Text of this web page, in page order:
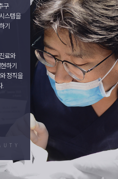
구
스템을
기
료와
하기
정직을
.